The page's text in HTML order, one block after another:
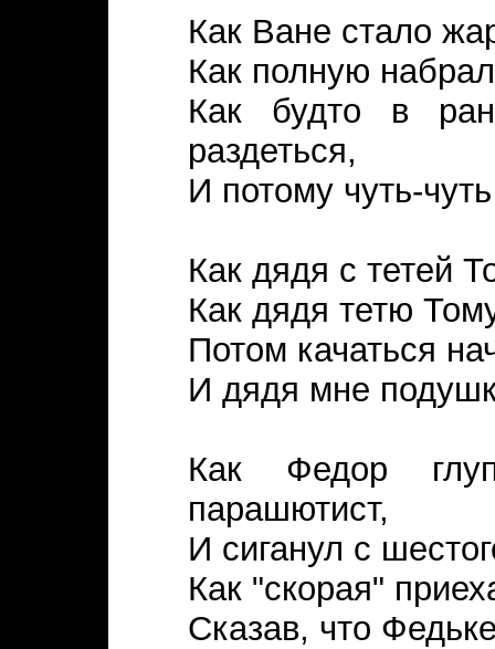
Как Ване стало
Как полную
Как будто в
раздеться,
И потому чуть-
Как дядя с тетей
Как дядя тетю
Потом качаться
И дядя мне
Как Федор
парашютист,
И сиганул с
Как "скорая"
Сказав, что